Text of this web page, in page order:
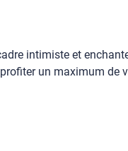
intimiste et
un maximum de